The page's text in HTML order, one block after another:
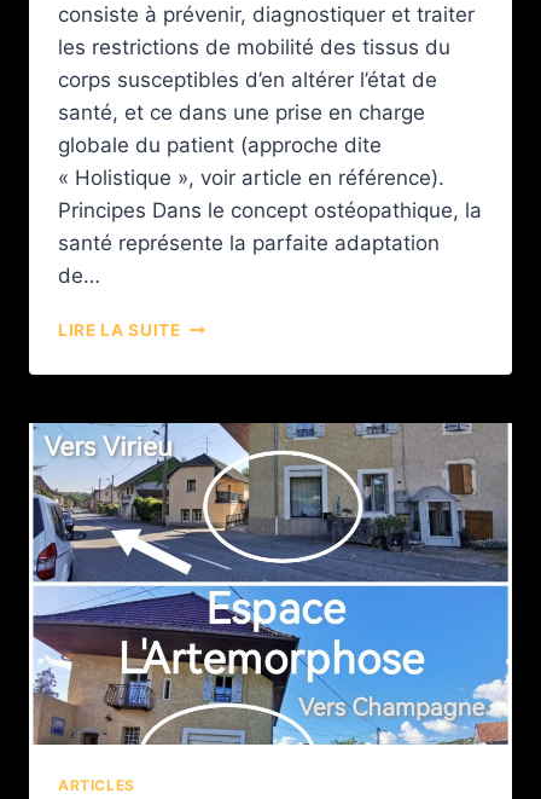
consiste à prévenir, diagnostiquer et traiter
les restrictions de mobilité des tissus du
corps susceptibles d’en altérer l’état de
santé, et ce dans une prise en charge
globale du patient (approche dite
« Holistique », voir article en référence).
Principes Dans le concept ostéopathique, la
santé représente la parfaite adaptation
de…
LIRE LA SUITE
ARTICLES